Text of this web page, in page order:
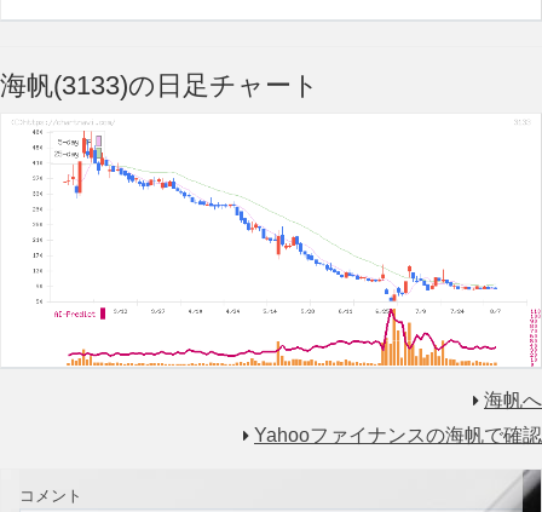
海帆(3133)の日足チャート
海帆へ
Yahooファイナンスの海帆で確認
コメント